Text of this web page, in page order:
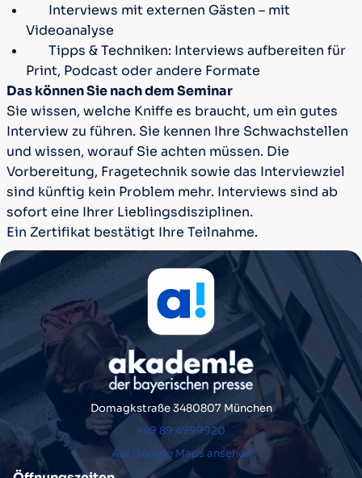
Interviews mit externen Gästen – mit
Videoanalyse
Tipps & Techniken: Interviews aufbereiten für
Print, Podcast oder andere Formate
Das können Sie nach dem Seminar
Sie wissen, welche Kniffe es braucht, um ein gutes
Interview zu führen. Sie kennen Ihre Schwachstellen
und wissen, worauf Sie achten müssen. Die
Vorbereitung, Fragetechnik sowie das Interviewziel
sind künftig kein Problem mehr. Interviews sind ab
sofort eine Ihrer Lieblingsdisziplinen.
Ein Zertifikat bestätigt Ihre Teilnahme.
Domagkstraße 3480807 München
+49 89 4999920
Auf Google Maps ansehen